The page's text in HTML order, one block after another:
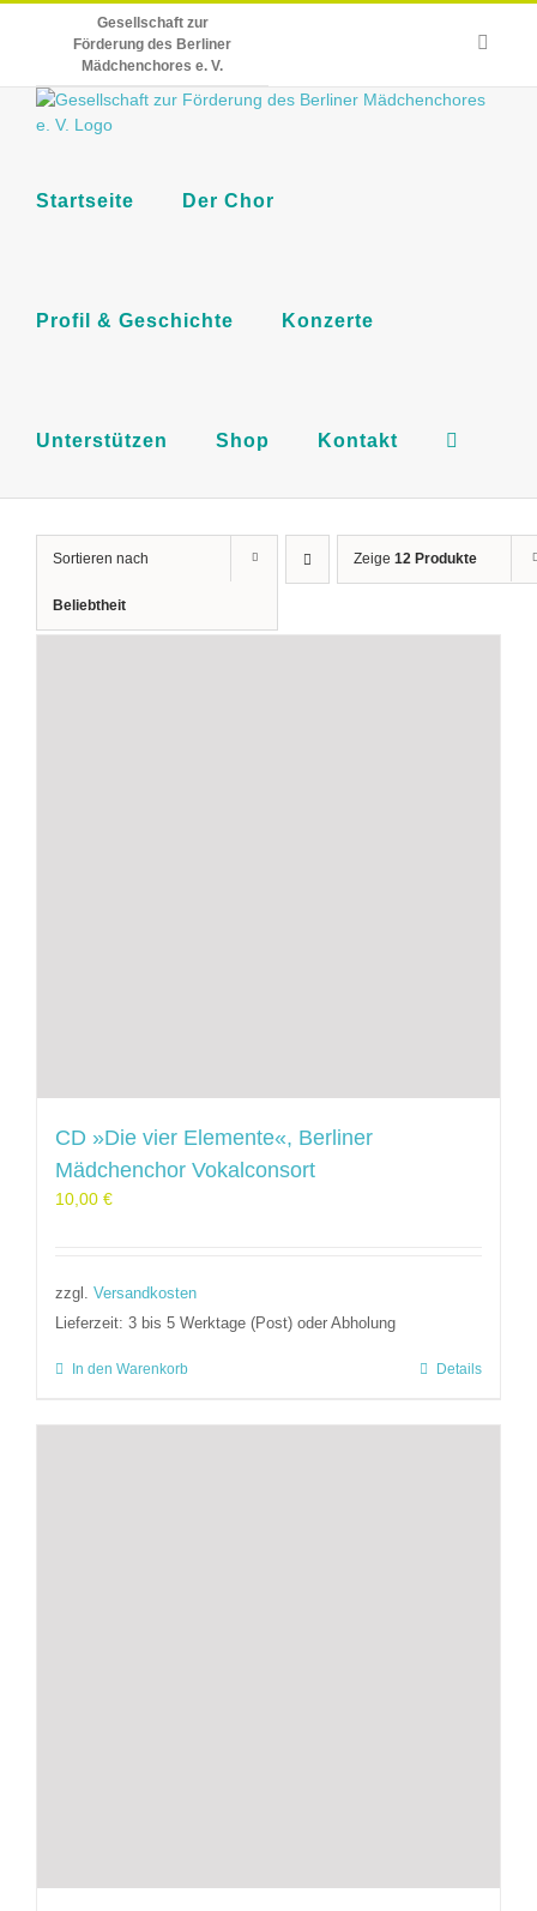
Gesellschaft zur
Förderung des Berliner
Mädchenchores e. V.
Startseite Der Chor
Profil & Geschichte Konzerte
Unterstützen Shop Kontakt
Sortieren nach
Beliebtheit
Zeige 12 Produkte
CD »Die vier Elemente«, Berliner
Mädchenchor Vokalconsort
10,00 €
zzgl. Versandkosten
Lieferzeit: 3 bis 5 Werktage (Post) oder Abholung
In den Warenkorb Details